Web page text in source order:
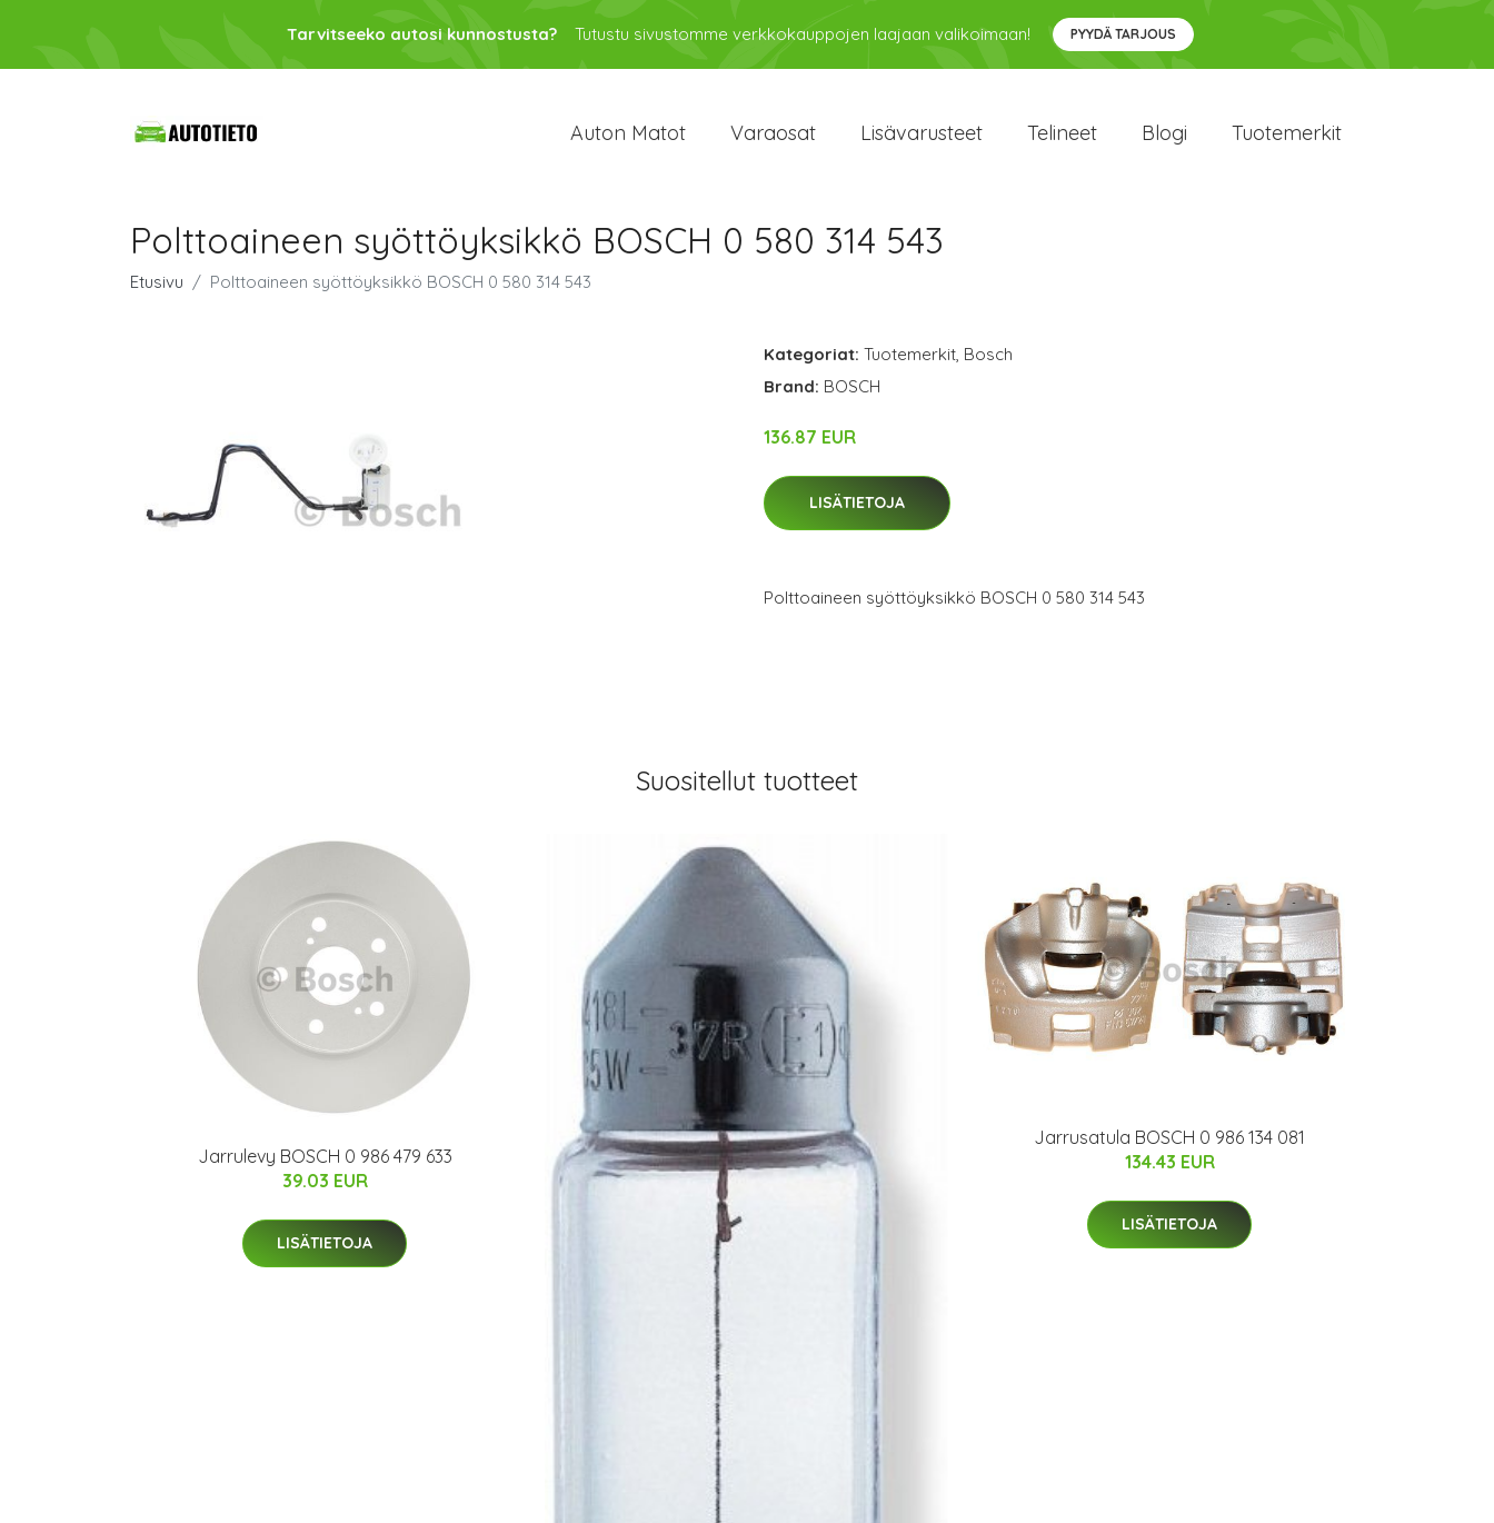
Tarvitseeko autosi kunnostusta? Tutustu sivustomme verkkokauppojen laajaan valikoimaan! PYYDÄ TARJOUS
Auton Matot Varaosat Lisävarusteet Telineet Blogi Tuotemerkit
Polttoaineen syöttöyksikkö BOSCH 0 580 314 543
Etusivu Polttoaineen syöttöyksikkö BOSCH 0 580 314 543
Kategoriat: Tuotemerkit, Bosch
Brand: BOSCH
136.87 EUR
LISÄTIETOJA
Polttoaineen syöttöyksikkö BOSCH 0 580 314 543
Suositellut tuotteet
Jarrulevy BOSCH 0 986 479 633
39.03 EUR
LISÄTIETOJA
Jarrusatula BOSCH 0 986 134 081
134.43 EUR
LISÄTIETOJA